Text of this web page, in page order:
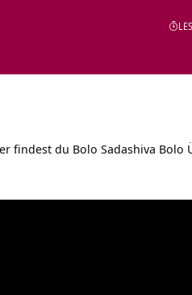
findest du Bolo Sadashiva Bolo